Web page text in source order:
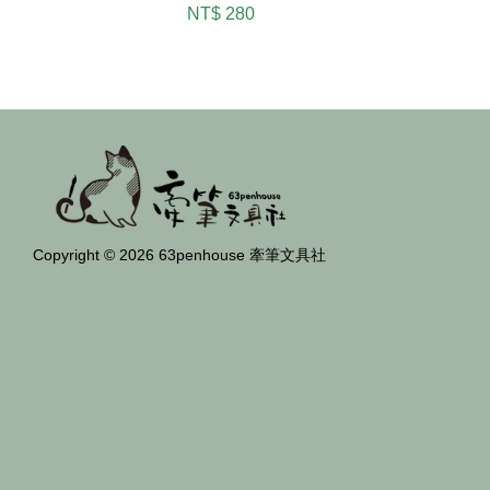
NT$ 280
Copyright © 2026 63penhouse 牽筆文具社